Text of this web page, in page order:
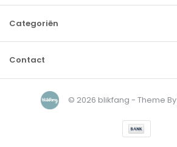
Categoriën
Contact
© 2026 blikfang - Theme By